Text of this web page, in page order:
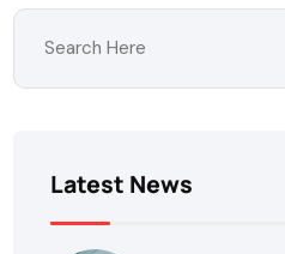
Latest News